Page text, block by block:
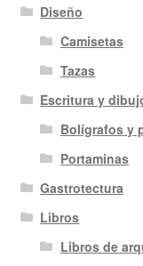
Diseño
Camisetas
Tazas
Escritura y
Bolígrafos y
Portaminas
Gastrotectura
Libros
Libros de